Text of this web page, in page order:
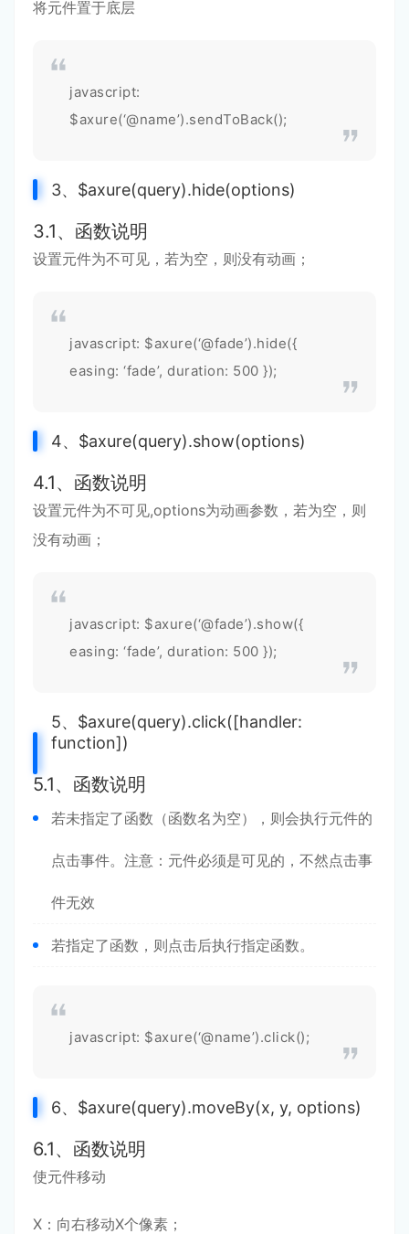
将元件置于底层
javascript:
$axure(‘@name’).sendToBack();
3、$axure(query).hide(options)
3.1、函数说明
设置元件为不可见，若为空，则没有动画；
javascript: $axure(‘@fade’).hide({
easing: ‘fade’, duration: 500 });
4、$axure(query).show(options)
4.1、函数说明
设置元件为不可见,options为动画参数，若为空，则
没有动画；
javascript: $axure(‘@fade’).show({
easing: ‘fade’, duration: 500 });
5、$axure(query).click([handler:
function])
5.1、函数说明
若未指定了函数（函数名为空），则会执行元件的
点击事件。注意：元件必须是可见的，不然点击事
件无效
若指定了函数，则点击后执行指定函数。
javascript: $axure(‘@name’).click();
6、$axure(query).moveBy(x, y, options)
6.1、函数说明
使元件移动
X：向右移动X个像素；